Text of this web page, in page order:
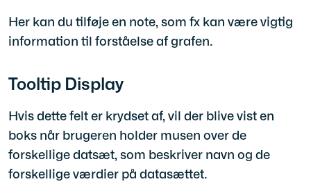
Her kan du tilføje en note, som fx kan være vigtig
information til forståelse af grafen.
Tooltip Display
Hvis dette felt er krydset af, vil der blive vist en
boks når brugeren holder musen over de
forskellige datsæt, som beskriver navn og de
forskellige værdier på datasættet.